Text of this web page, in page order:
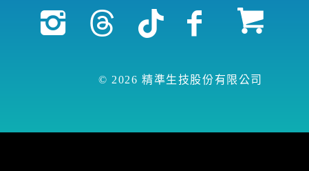
© 2026 精準生技股份有限公司